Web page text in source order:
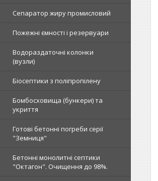
Сепаратор жиру промисловий
Пожежні ємності і резервуари
Водораздаточні колонки
(вузли)
Біосептики з поліпропілену
Бомбосховища (бункери) та
укриття
Готові бетонні погреби серії
"Земниця"
Бетонні монолитні септики
"Октагон". Очищення до 98%.